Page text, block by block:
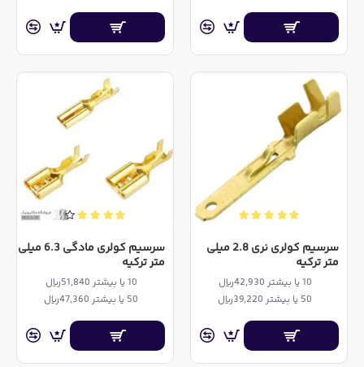
سرسیم کولری نری 2.8 میلی
متر ترکیه
10 یا بیشتر 42,930ریال
50 یا بیشتر 39,220ریال
سرسیم کولری مادگی 6.3 میلی
متر ترکیه
10 یا بیشتر 51,840ریال
50 یا بیشتر 47,360ریال